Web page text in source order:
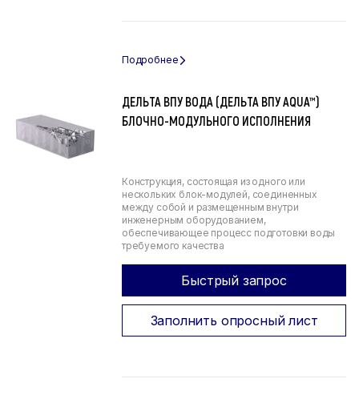
ДЕЛЬТА ВПУ ВОДА (ДЕЛЬТА ВПУ AQUA™)
БЛОЧНО-МОДУЛЬНОГО ИСПОЛНЕНИЯ
Конструкция, состоящая из одного или
нескольких блок-модулей, соединенных
между собой и размещенным внутри
инженерным оборудованием,
обеспечивающее процесс подготовки воды
требуемого качества
Быстрый запрос
Заполнить опросный лист